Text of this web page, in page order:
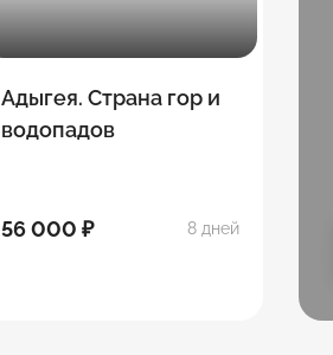
Адыгея. Страна гор и
водопадов
56 000 ₽ 8 дней